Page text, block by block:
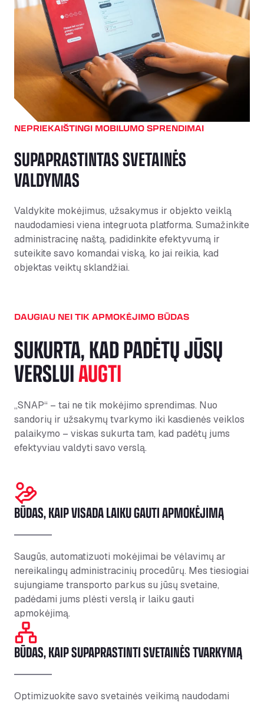
NEPRIEKAIŠTINGI MOBILUMO SPRENDIMAI
SUPAPRASTINTAS SVETAINĖS
VALDYMAS
Valdykite mokėjimus, užsakymus ir objekto veiklą
naudodamiesi viena integruota platforma. Sumažinkite
administracinę naštą, padidinkite efektyvumą ir
suteikite savo komandai viską, ko jai reikia, kad
objektas veiktų sklandžiai.
DAUGIAU NEI TIK APMOKĖJIMO BŪDAS
SUKURTA, KAD PADĖTŲ JŪSŲ
VERSLUIAUGTI
„SNAP“ – tai ne tik mokėjimo sprendimas. Nuo
sandorių ir užsakymų tvarkymo iki kasdienės veiklos
palaikymo – viskas sukurta tam, kad padėtų jums
efektyviau valdyti savo verslą.
BŪDAS, KAIP VISADA LAIKU GAUTI APMOKĖJIMĄ
Saugūs, automatizuoti mokėjimai be vėlavimų ar
nereikalingų administracinių procedūrų. Mes tiesiogiai
sujungiame transporto parkus su jūsų svetaine,
padėdami jums plėsti verslą ir laiku gauti
apmokėjimą.
BŪDAS, KAIP SUPAPRASTINTI SVETAINĖS TVARKYMĄ
Optimizuokite savo svetainės veikimą naudodami